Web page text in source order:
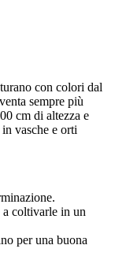
con colori dal
sempre più
cm di altezza e
vasche e orti
a coltivarle in un
per una buona